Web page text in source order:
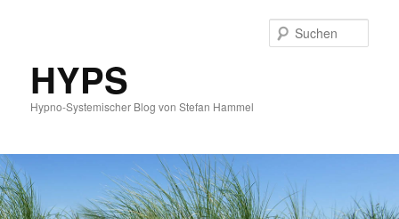
HYPS
Hypno-Systemischer Blog von Stefan Hammel